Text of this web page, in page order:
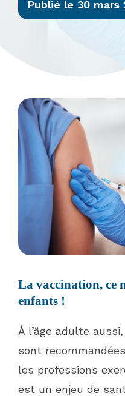
Publié le 30 mars
La vaccination, ce
enfants !
À l’âge adulte
sont
les professions
est un enjeu de